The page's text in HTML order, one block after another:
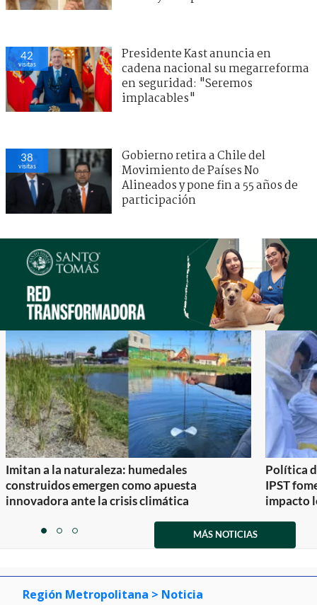
42
visitas
Presidente Kast anuncia en
cadena nacional su megarreforma
en seguridad: "Seremos
implacables"
38
visitas
Gobierno retira a Chile del
Movimiento de Países No
Alineados y pone fin a 55 años de
participación
Imitan a la naturaleza: humedales
construidos emergen como apuesta
innovadora ante la crisis climática
Política
IPST
impacto
itemitemitem
MÁS NOTICIAS
Región Metropolitana > Noticia